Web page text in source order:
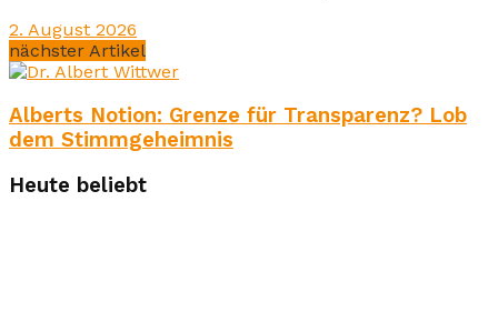
2. August 2026
nächster Artikel
Alberts Notion: Grenze für Transparenz? Lob
dem Stimmgeheimnis
Heute beliebt